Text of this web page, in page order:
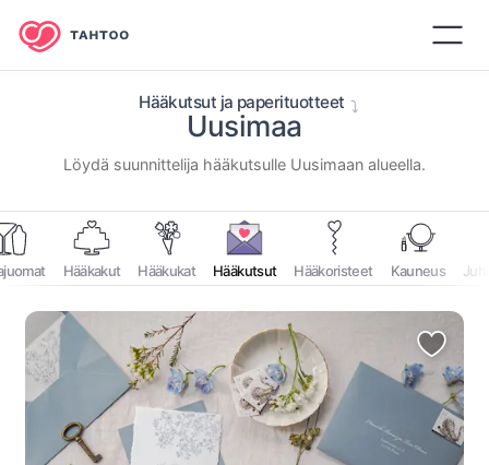
Hääkutsut ja paperituotteet
Uusimaa
⁨Löydä suunnittelija hääkutsulle ⁨Uusimaan⁩ alueella.⁩
Hääkakut Hääkukat Hääkutsut Hääkoristeet Kauneus